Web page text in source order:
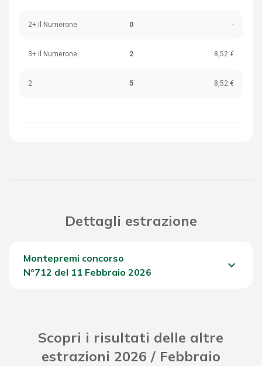
2+ il Numerone 0 -
3+ il Numerone 2 8,52 €
2 5 8,52 €
Dettagli estrazione
Montepremi concorso
Nº712 del 11 Febbraio 2026
keyboard_arrow_down
Scopri i risultati delle altre
estrazioni 2026 / Febbraio